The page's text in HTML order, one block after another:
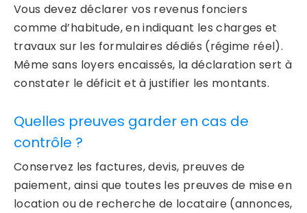
Vous devez déclarer vos revenus fonciers
comme d’habitude, en indiquant les charges et
travaux sur les formulaires dédiés (régime réel).
Même sans loyers encaissés, la déclaration sert à
constater le déficit et à justifier les montants.
Quelles preuves garder en cas de
contrôle ?
Conservez les factures, devis, preuves de
paiement, ainsi que toutes les preuves de mise en
location ou de recherche de locataire (annonces,